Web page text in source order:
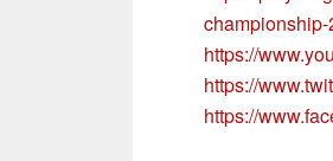
https://
https://
https://